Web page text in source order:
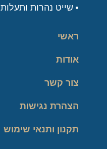
ראשי
אודות
צור קשר
הצהרת נגישות
תקנון ותנאי שימוש
שייט נהרות ותעלות